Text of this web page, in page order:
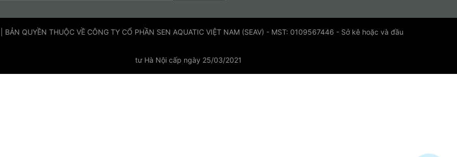
BẢN QUYỀN THUỘC VỀ CÔNG TY CỔ PHẦN SEN AQUATIC VIỆT NAM (SEAV) - MST: 0109567446 - Sở kê hoặc và đầu
tư Hà Nội cấp ngày 25/03/2021